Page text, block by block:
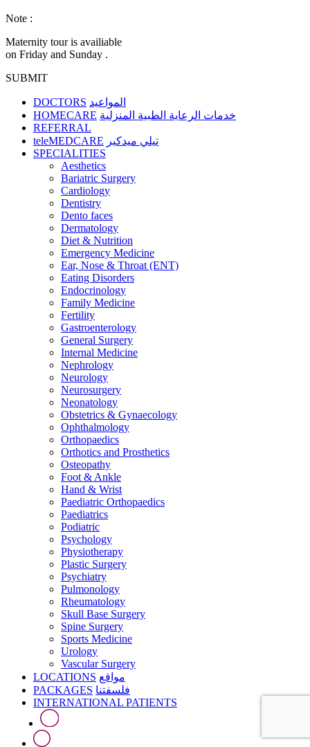
Note :
Maternity tour is availiable
on Friday and Sunday .
SUBMIT
DOCTORS المواعيد
HOMECARE خدمات الرعاية الطبية المنزلية
REFERRAL
teleMEDCARE تيلي ميدكير
SPECIALITIES
Aesthetics
Bariatric Surgery
Cardiology
Dentistry
Dento faces
Dermatology
Diet & Nutrition
Emergency Medicine
Ear, Nose & Throat (ENT)
Eating Disorders
Endocrinology
Family Medicine
Fertility
Gastroenterology
General Surgery
Internal Medicine
Nephrology
Neurology
Neurosurgery
Neonatology
Obstetrics & Gynaecology
Ophthalmology
Orthopaedics
Orthotics and Prosthetics
Osteopathy
Foot & Ankle
Hand & Wrist
Paediatric Orthopaedics
Paediatrics
Podiatric
Psychology
Physiotherapy
Plastic Surgery
Psychiatry
Pulmonology
Rheumatology
Skull Base Surgery
Spine Surgery
Sports Medicine
Urology
Vascular Surgery
LOCATIONS مواقع
PACKAGES فلسفتنا
INTERNATIONAL PATIENTS